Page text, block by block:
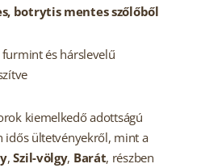
botrytis mentes szőlőből
és hárslevelű
kiemelkedő adottságú
idős ültetvényekről, mint a
,Szil-völgy, Barát, részben